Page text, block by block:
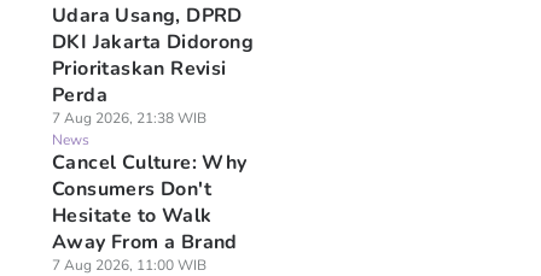
Udara Usang, DPRD
DKI Jakarta Didorong
Prioritaskan Revisi
Perda
7 Aug 2026, 21:38 WIB
News
Cancel Culture: Why
Consumers Don't
Hesitate to Walk
Away From a Brand
7 Aug 2026, 11:00 WIB